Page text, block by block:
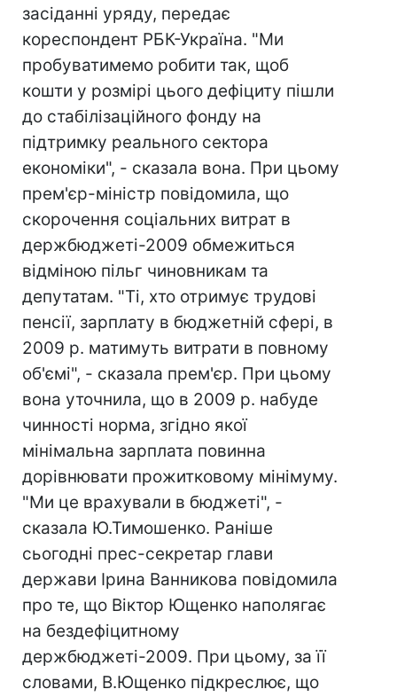
засіданні уряду, передає
кореспондент РБК-Україна. "Ми
пробуватимемо робити так, щоб
кошти у розмірі цього дефіциту пішли
до стабілізаційного фонду на
підтримку реального сектора
економіки", - сказала вона. При цьому
прем'єр-міністр повідомила, що
скорочення соціальних витрат в
держбюджеті-2009 обмежиться
відміною пільг чиновникам та
депутатам. "Ті, хто отримує трудові
пенсії, зарплату в бюджетній сфері, в
2009 р. матимуть витрати в повному
об'ємі", - сказала прем'єр. При цьому
вона уточнила, що в 2009 р. набуде
чинності норма, згідно якої
мінімальна зарплата повинна
дорівнювати прожитковому мінімуму.
"Ми це врахували в бюджеті", -
сказала Ю.Тимошенко. Раніше
сьогодні прес-секретар глави
держави Ірина Ванникова повідомила
про те, що Віктор Ющенко наполягає
на бездефіцитному
держбюджеті-2009. При цьому, за її
словами, В.Ющенко підкреслює, що